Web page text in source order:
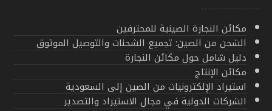
مكائن النجارة الصينية للمحترفين
الشحن من الصين: تجميع الشحنات والتوصيل الموثوق
دليل شامل حول مكائن النجارة
مكائن الإنتاج
استيراد الإلكترونيات من الصين إلى السعودية
الشركات الدولية في مجال الاستيراد والتصدير